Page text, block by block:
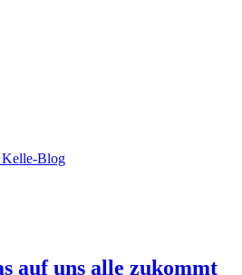
auf uns alle zukommt